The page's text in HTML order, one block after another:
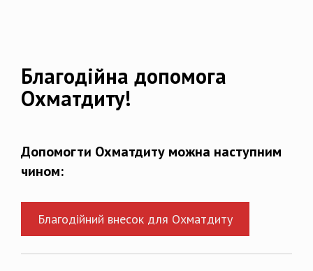
Благодійна допомога
Охматдиту!
Допомогти Охматдиту можна наступним
чином:
Благодійний внесок для Охматдиту